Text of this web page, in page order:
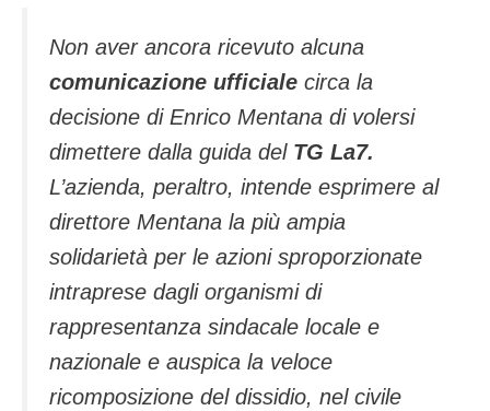
Non aver ancora ricevuto alcuna
comunicazione ufficiale circa la
decisione di Enrico Mentana di volersi
dimettere dalla guida del TG La7.
L’azienda, peraltro, intende esprimere al
direttore Mentana la più ampia
solidarietà per le azioni sproporzionate
intraprese dagli organismi di
rappresentanza sindacale locale e
nazionale e auspica la veloce
ricomposizione del dissidio, nel civile